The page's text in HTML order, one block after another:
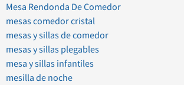
Mesa Rendonda De Comedor
mesas comedor cristal
mesas y sillas de comedor
mesas y sillas plegables
mesa y sillas infantiles
mesilla de noche